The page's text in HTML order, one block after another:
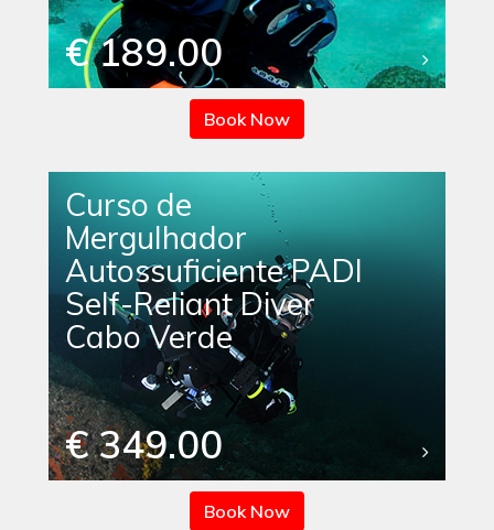
€ 189.00
Book Now
Curso de
Mergulhador
Autossuficiente PADI
Self-Reliant Diver
Cabo Verde
€ 349.00
Book Now